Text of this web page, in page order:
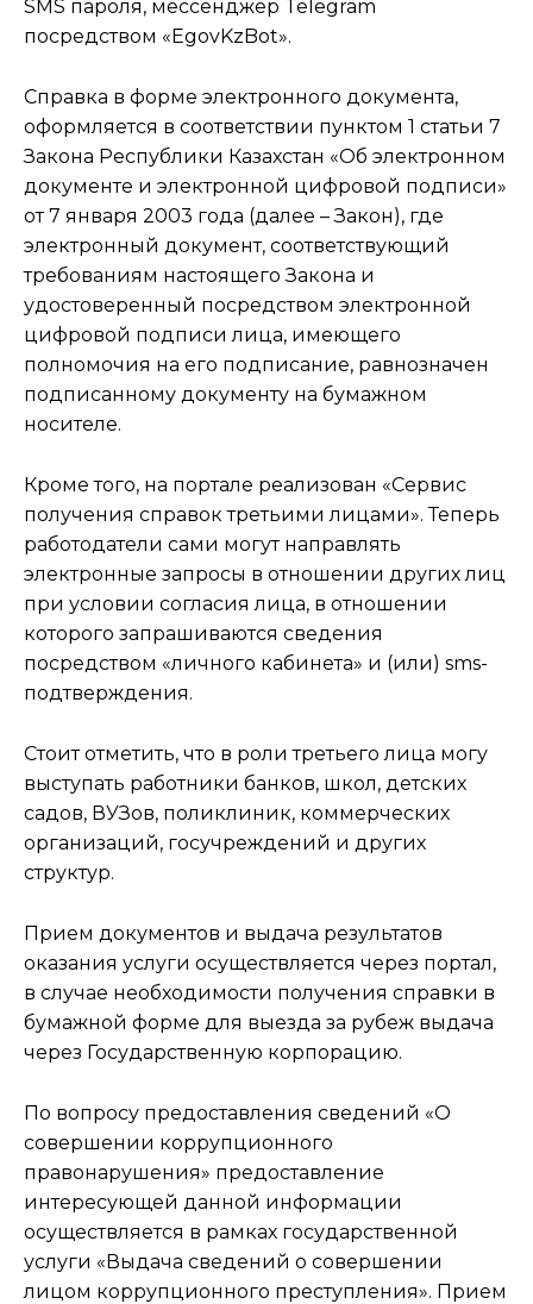
SMS пароля, мессенджер Telegram
посредством «EgovKzBot».
Справка в форме электронного документа,
оформляется в соответствии пунктом 1 статьи 7
Закона Республики Казахстан «Об электронном
документе и электронной цифровой подписи»
от 7 января 2003 года (далее – Закон), где
электронный документ, соответствующий
требованиям настоящего Закона и
удостоверенный посредством электронной
цифровой подписи лица, имеющего
полномочия на его подписание, равнозначен
подписанному документу на бумажном
носителе.
Кроме того, на портале реализован «Сервис
получения справок третьими лицами». Теперь
работодатели сами могут направлять
электронные запросы в отношении других лиц
при условии согласия лица, в отношении
которого запрашиваются сведения
посредством «личного кабинета» и (или) sms-
подтверждения.
Стоит отметить, что в роли третьего лица могу
выступать работники банков, школ, детских
садов, ВУЗов, поликлиник, коммерческих
организаций, госучреждений и других
структур.
Прием документов и выдача результатов
оказания услуги осуществляется через портал,
в случае необходимости получения справки в
бумажной форме для выезда за рубеж выдача
через Государственную корпорацию.
По вопросу предоставления сведений «О
совершении коррупционного
правонарушения» предоставление
интересующей данной информации
осуществляется в рамках государственной
услуги «Выдача сведений о совершении
лицом коррупционного преступления». Прием